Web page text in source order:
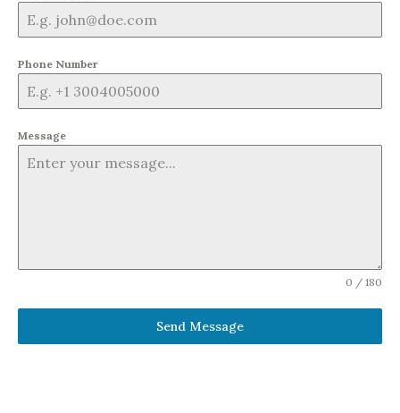
Phone Number
Message
0 / 180
Send Message